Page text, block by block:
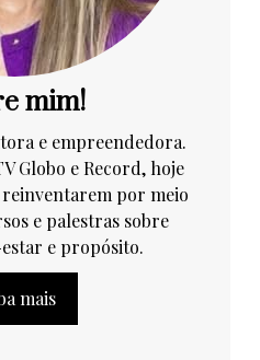
mim!
e empreendedora.
Globo e Record, hoje
reinventarem por meio
e palestras sobre
e propósito.
mais